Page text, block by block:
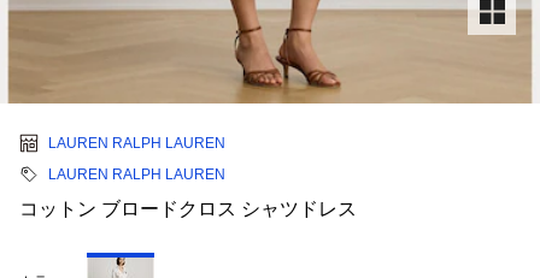
LAUREN RALPH LAUREN
LAUREN RALPH LAUREN
コットン ブロードクロス シャツドレス